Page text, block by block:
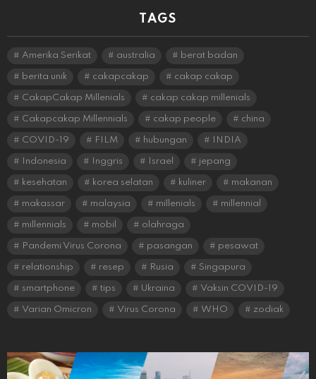
TAGS
Amerika Serikat australia berat badan
berita unik cakapcakap cakap cakap
CakapCakap Millenials cakap cakap millenials
Cakapcakap Millennials cakap people china
COVID-19 FILM hubungan INDIA
Indonesia Inggris Israel jepang
kesehatan korea selatan kuliner makanan
makassar malaysia millenials millennial
millennials mobil olahraga
Pandemi Virus Corona pasangan pesawat
relationship resep Rusia Singapura
smartphone tips Ukraina Vaksin COVID-19
Varian Omicron Virus Corona WHO zodiak